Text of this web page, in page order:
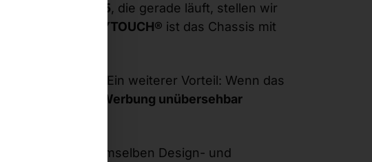
EuroCIS 2025, die gerade läuft, stellen wir
POLYTOUCH® ist das Chassis mit
Terminals bei. Ein weiterer Vorteil: Wenn das
Werbung unübersehbar
folgt demselben Design- und